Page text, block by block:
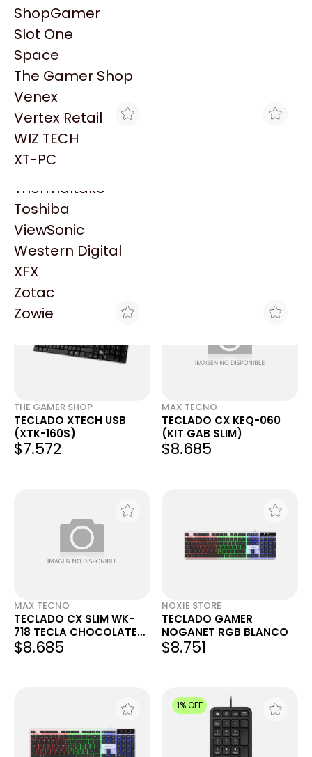
Razer
Redragon
Samsung
Sandisk
Sapphire
Seagate
Sentey
Solarmax
Thermaltake
Toshiba
ViewSonic
Western Digital
XFX
Zotac
Zowie
ShopGamer
Slot One
Space
The Gamer Shop
Venex
Vertex Retail
WIZ TECH
XT-PC
MAX TECNO
TECLADO PERFORMANCE
8259 USB BLACK
$5.623
THE GAMER SHOP
TECLADO XTECH USB
(XTK-160S)
$7.572
MAX TECNO
TECLADO CX KEQ-060
(KIT GAB SLIM)
$8.685
MAX TECNO
TECLADO CX SLIM WK-
718 TECLA CHOCOLATE
USB
$8.685
NOXIE STORE
TECLADO GAMER
NOGANET RGB BLANCO
$8.751
1% OFF